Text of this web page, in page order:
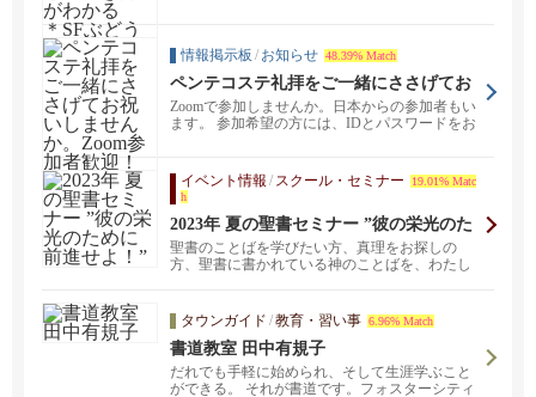
情報掲示板 / お知らせ 48.39% Match
ペンテコステ礼拝をご一緒にささげてお
祝いしませんか。Zoom参加者歓迎！
Zoomで参加しませんか。日本からの参加者もい
ます。 参加希望の方には、IDとパスワードをお
イベント情報 / スクール・セミナー
19.01% Matc
h
2023年 夏の聖書セミナー ”彼の栄光のた
めに前進せよ！”
聖書のことばを学びたい方、真理をお探しの
方、聖書に書かれている神のことばを、わたし
タウンガイド /教育・習い事 6.96% Match
書道教室 田中有規子
だれでも手軽に始められ、そして生涯学ぶこと
ができる。 それが書道です。フォスターシティ